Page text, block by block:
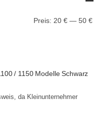
Preis: 20 € — 50 €
/ 1150 Modelle Schwarz
da Kleinunternehmer